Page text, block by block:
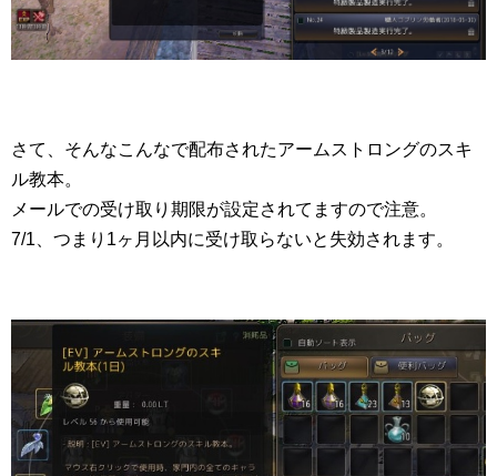
さて、そんなこんなで配布されたアームストロングのスキ
ル教本。
メールでの受け取り期限が設定されてますので注意。
7/1、つまり1ヶ月以内に受け取らないと失効されます。